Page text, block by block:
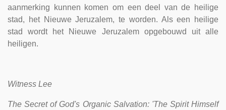
aanmerking kunnen komen om een deel van de heilige
stad, het Nieuwe Jeruzalem, te worden. Als een heilige
stad wordt het Nieuwe Jeruzalem opgebouwd uit alle
heiligen.
Witness Lee
The Secret of God's Organic Salvation: 'The Spirit Himself